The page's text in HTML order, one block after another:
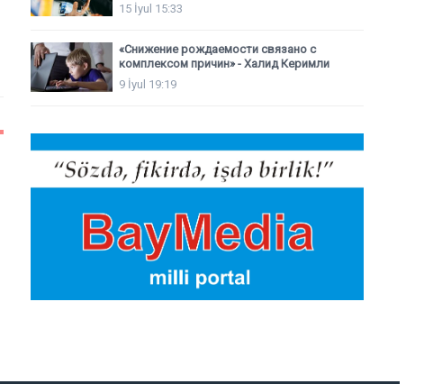
15 İyul 15:33
«Снижение рождаемости связано с
комплексом причин» - Халид Керимли
9 İyul 19:19